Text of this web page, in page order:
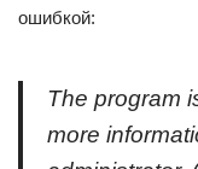
ошибкой:
The program
more